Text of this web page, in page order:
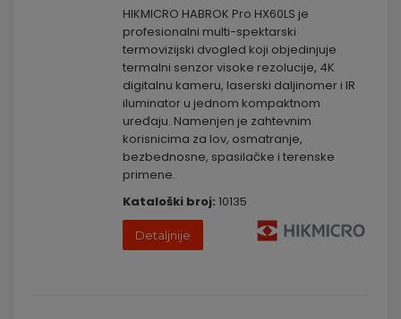
HIKMICRO HABROK Pro HX60LS je
profesionalni multi-spektarski
termovizijski dvogled koji objedinjuje
termalni senzor visoke rezolucije, 4K
digitalnu kameru, laserski daljinomer i IR
iluminator u jednom kompaktnom
uređaju. Namenjen je zahtevnim
korisnicima za lov, osmatranje,
bezbednosne, spasilačke i terenske
primene.
Kataloški broj: 10135
Detaljnije